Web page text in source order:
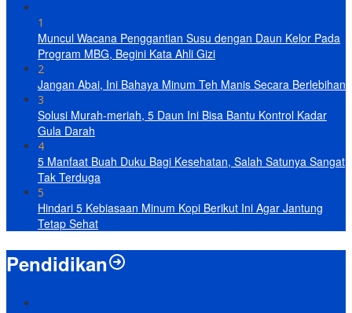
1
Muncul Wacana Penggantian Susu dengan Daun Kelor Pada
Program MBG, Begini Kata Ahli Gizi
2
Jangan Abai, Ini Bahaya Minum Teh Manis Secara Berlebihan
3
Solusi Murah-meriah, 5 Daun Ini Bisa Bantu Kontrol Kadar
Gula Darah
4
5 Manfaat Buah Duku Bagi Kesehatan, Salah Satunya Sangat
Tak Terduga
5
Hindari 5 Kebiasaan Minum Kopi Berikut Ini Agar Jantung
Tetap Sehat
Pendidikan